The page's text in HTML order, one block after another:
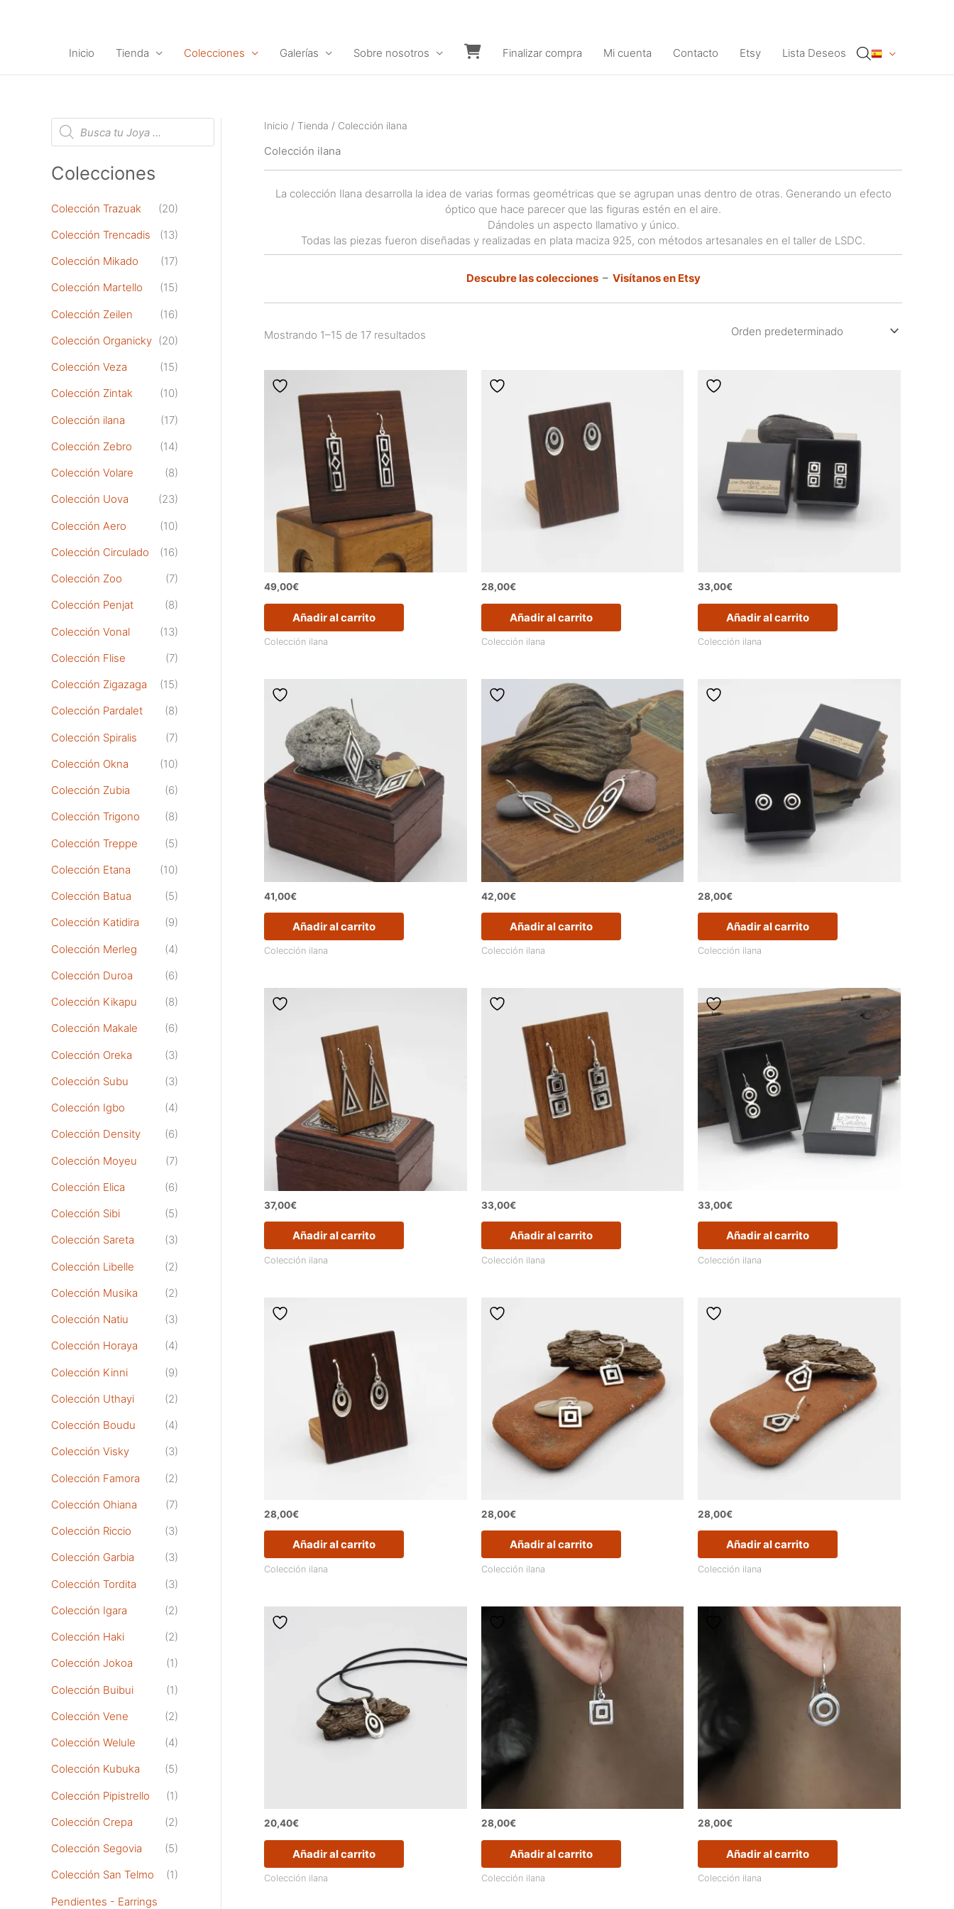
Inicio
Tienda Colecciones Galerías
Sobre nosotros
Carrito
Finalizar compra Mi cuenta Contacto Etsy Lista Deseos
B
s
u
e
d
p
r
d
c
t
s
Colecciones
Colección Trazuak
(20)
Colección Trencadis
(13)
Colección Mikado
(17)
Colección Martello
(15)
Colección Zeilen
(16)
Colección Organicky (20)
Colección Veza
(15)
Colección Zintak
(10)
Colección ilana
(17)
Colección Zebro
(14)
Colección Volare
(8)
Colección Uova
(23)
Colección Aero
(10)
Colección Circulado
(16)
Colección Zoo
(7)
Colección Penjat
(8)
Colección Vonal
(13)
Colección Flise
(7)
Colección Zigazaga
(15)
Colección Pardalet
(8)
Colección Spiralis
(7)
Colección Okna
(10)
Colección Zubia
(6)
Colección Trigono
(8)
Colección Treppe
(5)
Colección Etana
(10)
Colección Batua
(5)
Colección Katidira
(9)
Colección Merleg
(4)
Colección Duroa
(6)
Colección Kikapu
(8)
Colección Makale
(6)
Colección Oreka
(3)
Colección Subu
(3)
Colección Igbo
(4)
Colección Density
(6)
Colección Moyeu
(7)
Colección Elica
(6)
Colección Sibi
(5)
Colección Sareta
(3)
Colección Libelle
(2)
Colección Musika
(2)
Colección Natiu
(3)
Colección Horaya
(4)
Colección Kinni
(9)
Colección Uthayi
(2)
Colección Boudu
(4)
Colección Visky
(3)
Colección Famora
(2)
Colección Ohiana
(7)
Colección Riccio
(3)
Colección Garbia
(3)
Colección Tordita
(3)
Colección Igara
(2)
Colección Haki
(2)
Colección Jokoa
(1)
Colección Buibui
(1)
Colección Vene
(2)
Colección Welule
(4)
Colección Kubuka
(5)
Colección Pipistrello
(1)
Colección Crepa
(2)
Colección Segovia
(5)
Colección San Telmo
(1)
Pendientes - Earrings
Inicio / Tienda / Colección ilana
Colección ilana
La colección Ilana desarrolla la idea de varias formas geométricas que se agrupan unas dentro de otras. Generando un efecto
óptico que hace parecer que las figuras estén en el aire.
Dándoles un aspecto llamativo y único.
Todas las piezas fueron diseñadas y realizadas en plata maciza 925, con métodos artesanales en el taller de LSDC.
Descubre las colecciones – Visítanos en Etsy
Mostrando 1–15 de 17 resultados
49,00€
Añadir al carrito
Colección ilana
28,00€
Añadir al carrito
Colección ilana
33,00€
Añadir al carrito
Colección ilana
41,00€
Añadir al carrito
Colección ilana
42,00€
Añadir al carrito
Colección ilana
28,00€
Añadir al carrito
Colección ilana
37,00€
Añadir al carrito
Colección ilana
33,00€
Añadir al carrito
Colección ilana
33,00€
Añadir al carrito
Colección ilana
28,00€
Añadir al carrito
Colección ilana
28,00€
Añadir al carrito
Colección ilana
28,00€
Añadir al carrito
Colección ilana
20,40€
Añadir al carrito
Colección ilana
28,00€
Añadir al carrito
Colección ilana
28,00€
Añadir al carrito
Colección ilana